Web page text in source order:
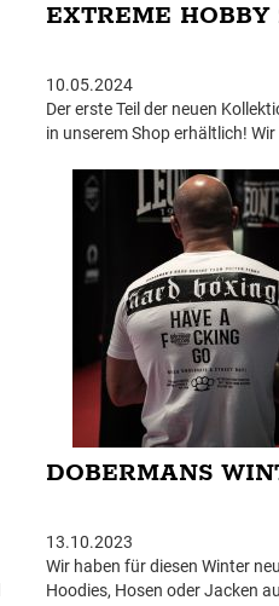
EXTREME HOBBY
10.05.2024
Der erste Teil der neuen
in unserem Shop erhältlich!
Kollektion nachgefüllt.
DOBERMANS
13.10.2023
Wir haben für diesen Winter
Hoodies, Hosen oder Jacken